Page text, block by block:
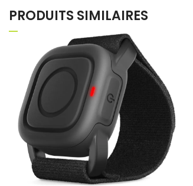
PRODUITS SIMILAIRES